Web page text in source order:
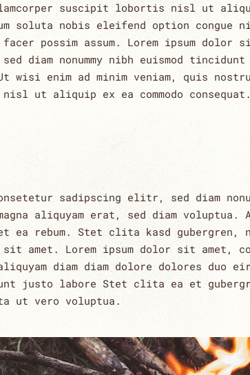
suscipit lobortis nisl ut aliquip
soluta nobis eleifend option congue
possim assum. Lorem ipsum dolor
diam nonummy nibh euismod
wisi enim ad minim veniam, quis
ut aliquip ex ea commodo consequat.
sadipscing elitr, sed diam
aliquyam erat, sed diam voluptua.
ea rebum. Stet clita kasd gubergren,
sit amet. Lorem ipsum dolor sit amet,
diam diam dolore dolores duo
justo labore Stet clita ea et
ut vero voluptua.